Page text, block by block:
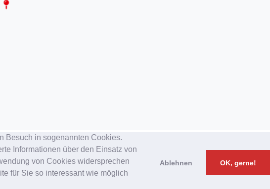
Besuch in sogenannten Cookies.
Informationen über den Einsatz von
von Cookies widersprechen
für Sie so interessant wie möglich
Ablehnen OK, gerne!